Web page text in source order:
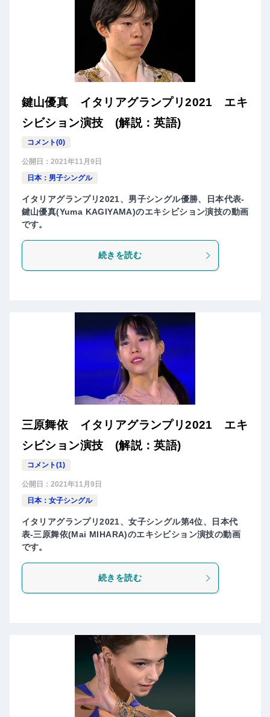
鍵山優真 イタリアグランプリ2021 エキ
シビション演技 (解説：英語)
コメント(0)
公開日： 2021年11月9日
日本：男子シングル
イタリアグランプリ2021、男子シングル優勝、日本代表-
鍵山優真(Yuma KAGIYAMA)のエキシビション演技の動画
です。
続きを読む
三原舞依 イタリアグランプリ2021 エキ
シビション演技 (解説：英語)
コメント(1)
公開日： 2021年11月9日
日本：女子シングル
イタリアグランプリ2021、女子シングル第4位、日本代
表-三原舞依(Mai MIHARA)のエキシビション演技の動画
です。
続きを読む